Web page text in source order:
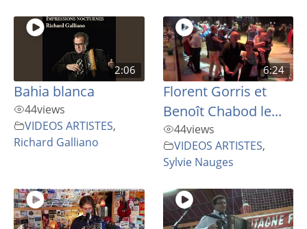
2:06
Bahia blanca
44views
VIDEOS ARTISTES,
Richard Galliano
6:24
Florent Gorris et
Benoît Chabod le...
44views
VIDEOS ARTISTES,
Sylvie Nauges